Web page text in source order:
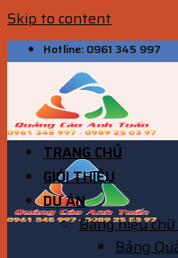
Skip to content
Hotline: 0961 345 997
TRANG CHỦ
GIỚI THIỆU
DỰ ÁN
Bảng hiệu
Bảng